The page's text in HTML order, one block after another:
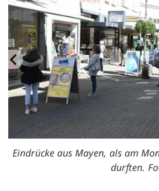
Eindrücke aus Mayen, als am
durften.